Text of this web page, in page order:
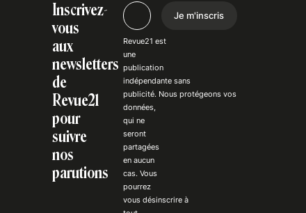
Inscrivez-
vous
aux
newsletters
de
Revue21
pour
suivre
nos
parutions
Je m'inscris
Revue21 est
une
publication
indépendantesans
publicité. Nousprotégeons vos
données,
qui ne
seront
partagées
en aucun
cas. Vous
pourrez
vousdésinscrire à